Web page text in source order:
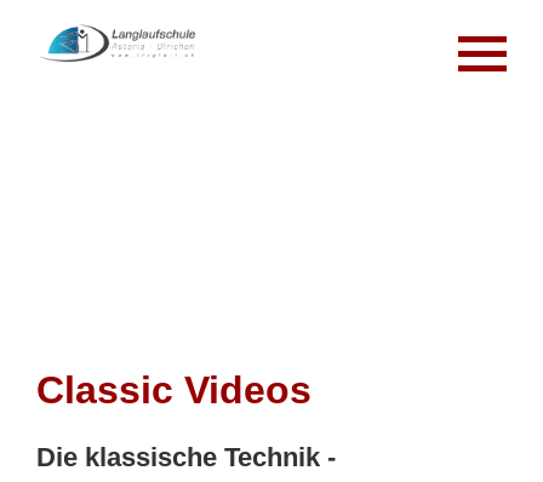
Classic Videos
Die klassische Technik -